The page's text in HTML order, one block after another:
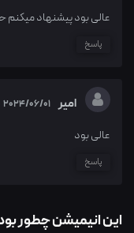
عالی بود پیشنهاد میکنم
پاسخ
امیر 2024/06/01
عالی بود
پاسخ
این انیمیشن چطور